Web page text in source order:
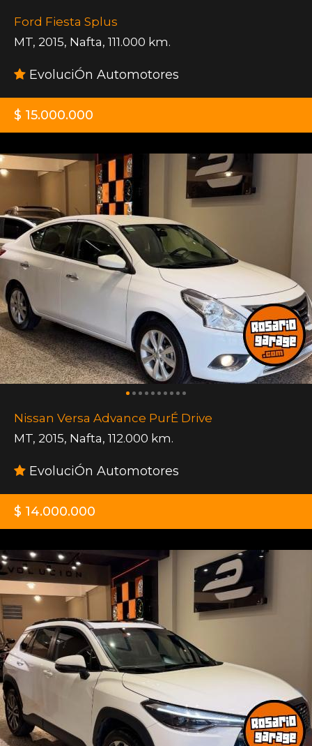
Ford Fiesta Splus
MT, 2015, Nafta, 111.000 km.
EvoluciÓn Automotores
$ 15.000.000
Nissan Versa Advance PurÉ Drive
MT, 2015, Nafta, 112.000 km.
EvoluciÓn Automotores
$ 14.000.000